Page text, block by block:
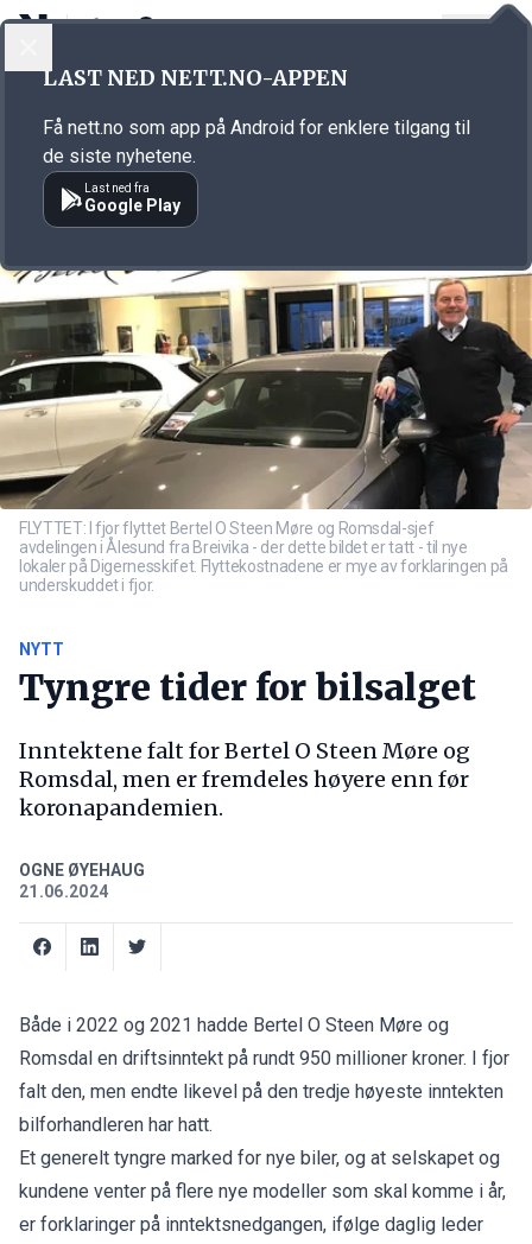
Annonsørinnhold
FLYTTET: I fjor flyttet Bertel O Steen Møre og Romsdal-sjef
avdelingen i Ålesund fra Breivika - der dette bildet er tatt - til nye
lokaler på Digernesskifet. Flyttekostnadene er mye av forklaringen på
underskuddet i fjor.
NYTT
Tyngre tider for bilsalget
Inntektene falt for Bertel O Steen Møre og
Romsdal, men er fremdeles høyere enn før
koronapandemien.
OGNE ØYEHAUG
21.06.2024
Både i 2022 og 2021 hadde Bertel O Steen Møre og
Romsdal en driftsinntekt på rundt 950 millioner kroner. I fjor
falt den, men endte likevel på den tredje høyeste inntekten
bilforhandleren har hatt.
Et generelt tyngre marked for nye biler, og at selskapet og
kundene venter på flere nye modeller som skal komme i år,
er forklaringer på inntektsnedgangen, ifølge daglig leder
LAST NED NETT.NO-APPEN
Få nett.no som app på Android for enklere tilgang til
de siste nyhetene.
Last ned fra
Google Play